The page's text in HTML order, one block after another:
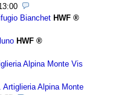
Bianchet HWF
HWF
Alpina Monte Vis
Artiglieria Alpina Monte